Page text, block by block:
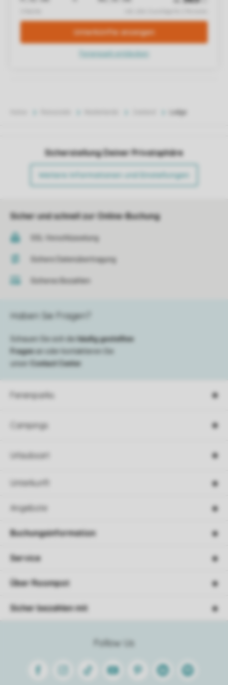
Sicherstellung Deiner Privatsphäre
Weitere Informationen und Einstellungen
Sicher und schnell zur Online-Buchung
SSL-Verschlüsselung
Sichere Datenübertragung
Sicheres Bezahlen
Ferienparks
Campings
Urlaubsart
Unterkunft
Angebote
Haben Sie Fragen?
Schauen Sie sich die
häufig gestellten
Fragen an oder kontaktieren Sie
unser
Contact Center
Follow Us
FacebookInstagram
Tiktok Youtube PinterestLinkedinSpotify
Buchungsinformation
Service
Über Roompot
Sicher bezahlen mit